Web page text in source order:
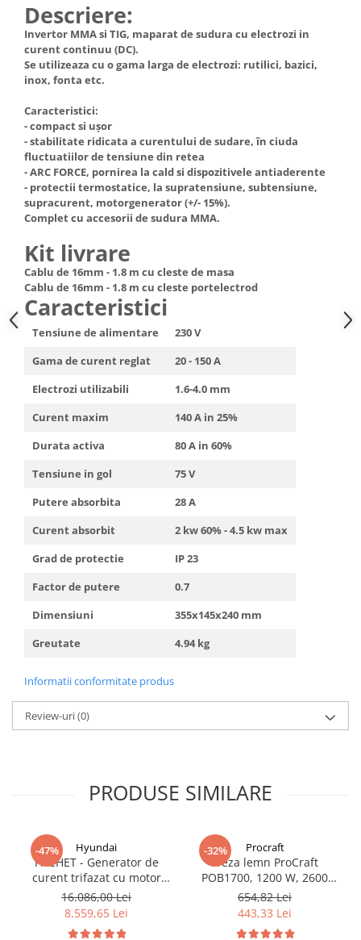
Nivela de masurat
Pistoale de impact electrice si
pneumatice
Pistoale de vopsit
Prelungitoare
Polizoare electrice de banc si
unghiulare
Rindele si freze pentru lemn
Redresoare auto - roboti de
pornire
Suflante cu aer cald
Scari metalice
Strungurii
Scule cu acumulator
Truse de lipit PPR
Ventuze cu brate pentru transport
Vibratoare beton
Hote Telescopice
Hote Traditionale
Hote Incorporabile
Hote Country
Hote Cupolare
Accesorii, consumabile hote
Masini de tocat carne
Masini de carnati ( CARNATARI )
Masini de spalat vase
Masini de spalat vase
independente
Masini de spalat rufe
Masini de spalat rufe frontale
Masini de spalat rufe verticale
Masini de spalat rufe incorporabile
Masini de spalat rufe cu uscator
Masini de facut paine
Pachete electrocasnice
Televizoare
Descriere:
Invertor MMA si TIG, maparat de sudura cu electrozi in
curent continuu (DC).
Se utilizeaza cu o gama larga de electrozi: rutilici, bazici,
inox, fonta etc.
Caracteristici:
- compact si ușor
- stabilitate ridicata a curentului de sudare, în ciuda
fluctuatiilor de tensiune din retea
- ARC FORCE, pornirea la cald si dispozitivele antiaderente
- protectii termostatice, la supratensiune, subtensiune,
supracurent, motorgenerator (+/- 15%).
Complet cu accesorii de sudura MMA.
Kit livrare
Cablu de 16mm - 1.8 m cu cleste de masa
Cablu de 16mm - 1.8 m cu cleste portelectrod
Caracteristici
Tensiune de alimentare
230 V
Gama de curent reglat
20 - 150 A
Electrozi utilizabili
1.6-4.0 mm
Curent maxim
140 A in 25%
Durata activa
80 A in 60%
Tensiune in gol
75 V
Putere absorbita
28 A
Curent absorbit
2 kw 60% - 4.5 kw max
Grad de protectie
IP 23
Factor de putere
0.7
Dimensiuni
355x145x240 mm
Greutate
4.94 kg
Informatii conformitate produs
Review-uri(0)
PRODUSE SIMILARE
-47% Hyundai
PACHET - Generator de
curent trifazat cu motor
diesel Hyundai DHY8600SE-
T, putere motor 12 CP,
16.086,00 Lei
8.559,65 Lei
-32% Procraft
Freza lemn ProCraft
POB1700, 1200 W, 2600
Rpm cu 12 freze pentru
lemn incluse in pachet
654,82 Lei
443,33 Lei